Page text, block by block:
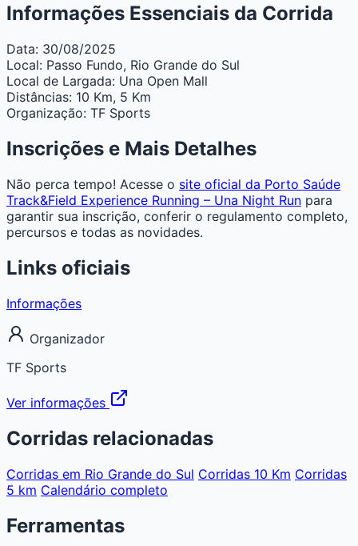
Informações Essenciais da Corrida
Data: 30/08/2025
Local: Passo Fundo, Rio Grande do Sul
Local de Largada: Una Open Mall
Distâncias: 10 Km, 5 Km
Organização: TF Sports
Inscrições e Mais Detalhes
Não perca tempo! Acesse o site oficial da Porto Saúde
Track&Field Experience Running – Una Night Run para
garantir sua inscrição, conferir o regulamento completo,
percursos e todas as novidades.
Links oficiais
Informações
Organizador
TF Sports
Ver informações
Corridas relacionadas
Corridas em Rio Grande do Sul Corridas 10 Km Corridas
5 km Calendário completo
Ferramentas